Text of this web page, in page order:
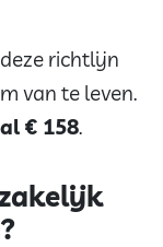
richtlijn
van te leven.
€ 158.